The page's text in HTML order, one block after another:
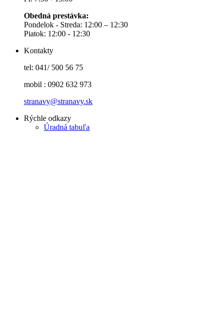
Obedná prestávka:
Pondelok - Streda: 12:00 – 12:30
Piatok: 12:00 - 12:30
Kontakty
tel: 041/ 500 56 75
mobil : 0902 632 973
stranavy@stranavy.sk
Rýchle odkazy
Úradná tabuľa